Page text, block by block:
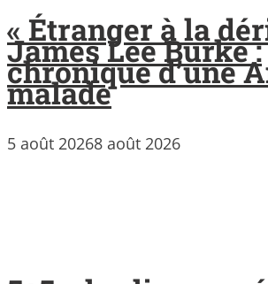
« Étranger à la
James Lee Burke :
chronique d’une
malade
5 août 20268 août 2026